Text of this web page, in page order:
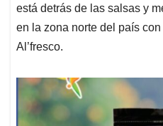
está detrás de las salsas y
en la zona norte del país
Al’fresco.